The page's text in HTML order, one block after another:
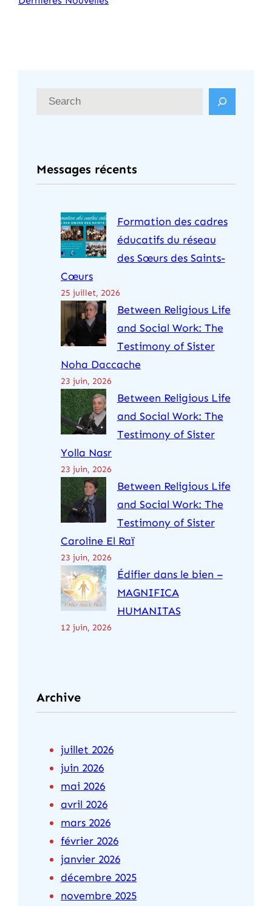
e
r
Messages récents
Formation des cadres
éducatifs du réseau
des Sœurs des Saints-
Cœurs
25 juillet, 2026
Between Religious Life
and Social Work: The
Testimony of Sister
Noha Daccache
23 juin, 2026
Between Religious Life
and Social Work: The
Testimony of Sister
Yolla Nasr
23 juin, 2026
Between Religious Life
and Social Work: The
Testimony of Sister
Caroline El Raï
23 juin, 2026
Édifier dans le bien –
MAGNIFICA
HUMANITAS
12 juin, 2026
Archive
juillet 2026
juin 2026
mai 2026
avril 2026
mars 2026
février 2026
janvier 2026
décembre 2025
novembre 2025